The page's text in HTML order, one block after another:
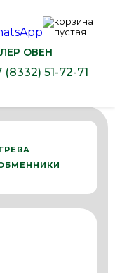
ОВЕН
(8332) 51-72-71